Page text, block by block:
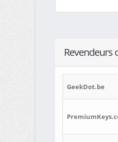
Revendeurs
GeekDot.be